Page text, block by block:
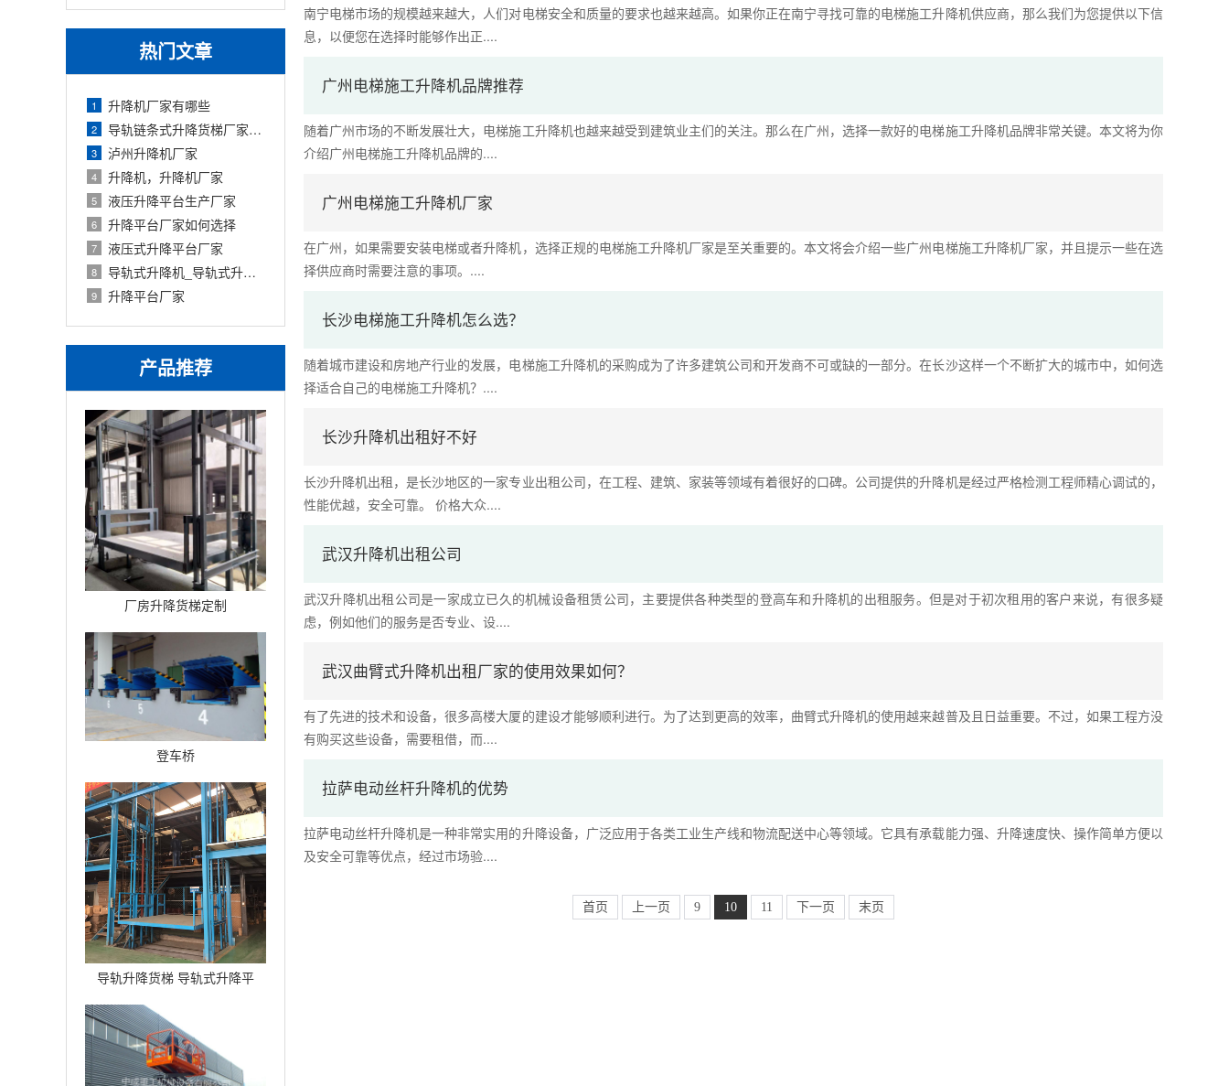
热门文章
1 升降机厂家有哪些
2 导轨链条式升降货梯厂家定制
3 泸州升降机厂家
4 升降机，升降机厂家
5 液压升降平台生产厂家
6 升降平台厂家如何选择
7 液压式升降平台厂家
8 导轨式升降机_导轨式升降平台厂家
9 升降平台厂家
产品推荐
厂房升降货梯定制
登车桥
导轨升降货梯 导轨式升降平
南宁电梯市场的规模越来越大，人们对电梯安全和质量的要求也越来越高。如果你正在南宁寻找可靠的电梯施工升降机供应商，那么我们为您提供以下信
息，以便您在选择时能够作出正....
广州电梯施工升降机品牌推荐
随着广州市场的不断发展壮大，电梯施工升降机也越来越受到建筑业主们的关注。那么在广州，选择一款好的电梯施工升降机品牌非常关键。本文将为你
介绍广州电梯施工升降机品牌的....
广州电梯施工升降机厂家
在广州，如果需要安装电梯或者升降机，选择正规的电梯施工升降机厂家是至关重要的。本文将会介绍一些广州电梯施工升降机厂家，并且提示一些在选
择供应商时需要注意的事项。....
长沙电梯施工升降机怎么选？
随着城市建设和房地产行业的发展，电梯施工升降机的采购成为了许多建筑公司和开发商不可或缺的一部分。在长沙这样一个不断扩大的城市中，如何选
择适合自己的电梯施工升降机？....
长沙升降机出租好不好
长沙升降机出租，是长沙地区的一家专业出租公司，在工程、建筑、家装等领域有着很好的口碑。公司提供的升降机是经过严格检测工程师精心调试的，
性能优越，安全可靠。 价格大众....
武汉升降机出租公司
武汉升降机出租公司是一家成立已久的机械设备租赁公司，主要提供各种类型的登高车和升降机的出租服务。但是对于初次租用的客户来说，有很多疑
虑，例如他们的服务是否专业、设....
武汉曲臂式升降机出租厂家的使用效果如何？
有了先进的技术和设备，很多高楼大厦的建设才能够顺利进行。为了达到更高的效率，曲臂式升降机的使用越来越普及且日益重要。不过，如果工程方没
有购买这些设备，需要租借，而....
拉萨电动丝杆升降机的优势
拉萨电动丝杆升降机是一种非常实用的升降设备，广泛应用于各类工业生产线和物流配送中心等领域。它具有承载能力强、升降速度快、操作简单方便以
及安全可靠等优点，经过市场验....
首页 上一页 9 10 11 下一页 末页